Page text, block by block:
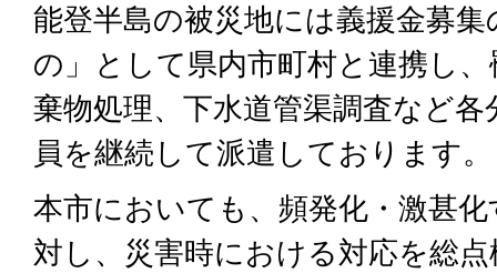
能登半島の被災地には義援金募
の」として県内市町村と連携し
棄物処理、下水道管渠調査など
員を継続して派遣しております。
本市においても、頻発化・激甚
対し、災害時における対応を総